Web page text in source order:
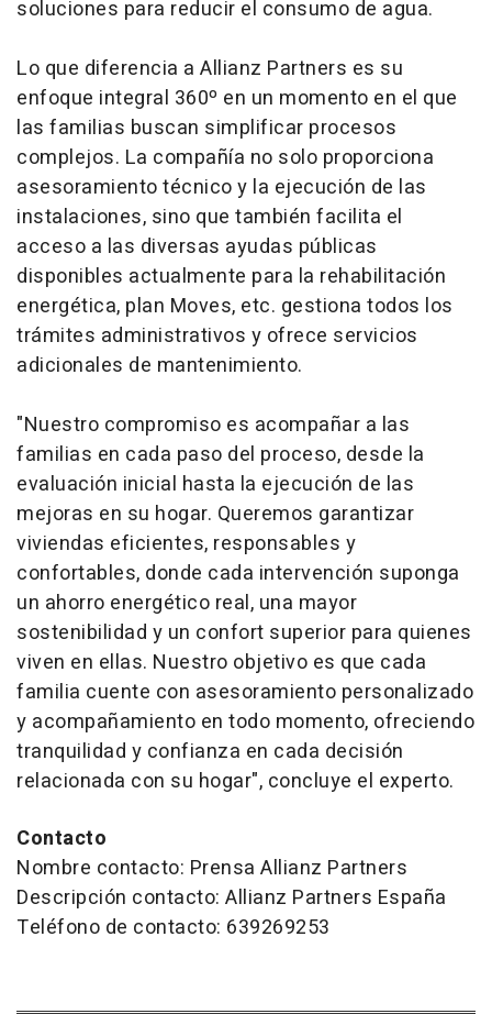
soluciones para reducir el consumo de agua.
Lo que diferencia a Allianz Partners es su
enfoque integral 360º en un momento en el que
las familias buscan simplificar procesos
complejos. La compañía no solo proporciona
asesoramiento técnico y la ejecución de las
instalaciones, sino que también facilita el
acceso a las diversas ayudas públicas
disponibles actualmente para la rehabilitación
energética, plan Moves, etc. gestiona todos los
trámites administrativos y ofrece servicios
adicionales de mantenimiento.
"Nuestro compromiso es acompañar a las
familias en cada paso del proceso, desde la
evaluación inicial hasta la ejecución de las
mejoras en su hogar. Queremos garantizar
viviendas eficientes, responsables y
confortables, donde cada intervención suponga
un ahorro energético real, una mayor
sostenibilidad y un confort superior para quienes
viven en ellas. Nuestro objetivo es que cada
familia cuente con asesoramiento personalizado
y acompañamiento en todo momento, ofreciendo
tranquilidad y confianza en cada decisión
relacionada con su hogar", concluye el experto.
Contacto
Nombre contacto: Prensa Allianz Partners
Descripción contacto: Allianz Partners España
Teléfono de contacto: 639269253